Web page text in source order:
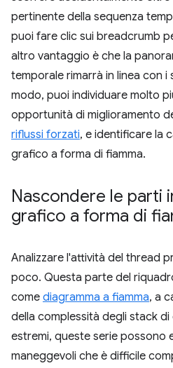
pertinente della sequenza
puoi fare clic sui breadcrumb
altro vantaggio è che la
temporale rimarrà in linea con i
modo, puoi individuare molto
opportunità di miglioramento
riflussi forzati, e identificare la
grafico a forma di fiamma.
Nascondere le parti
grafico a forma di
Analizzare l'attività del thread
poco. Questa parte del
come diagramma a fiamma, a
della complessità degli stack di
estremi, queste serie possono
maneggevoli che è difficile